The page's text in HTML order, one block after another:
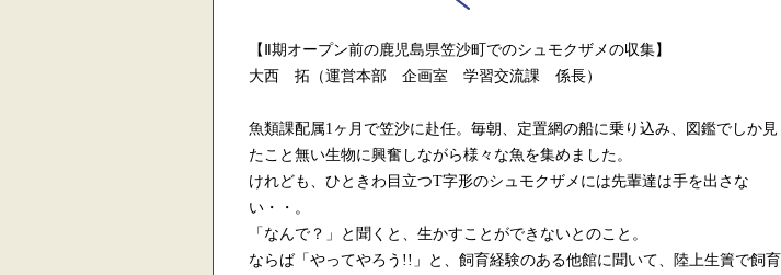
【Ⅱ期オープン前の鹿児島県笠沙町でのシュモクザメの収集】
大西 拓（運営本部 企画室 学習交流課 係長）
魚類課配属1ヶ月で笠沙に赴任。毎朝、定置網の船に乗り込み、図鑑でしか見
たこと無い生物に興奮しながら様々な魚を集めました。
けれども、ひときわ目立つT字形のシュモクザメには先輩達は手を出さな
い・・。
「なんで？」と聞くと、生かすことができないとのこと。
ならば「やってやろう !! 」と、飼育経験のある他館に聞いて、陸上生簀で飼育